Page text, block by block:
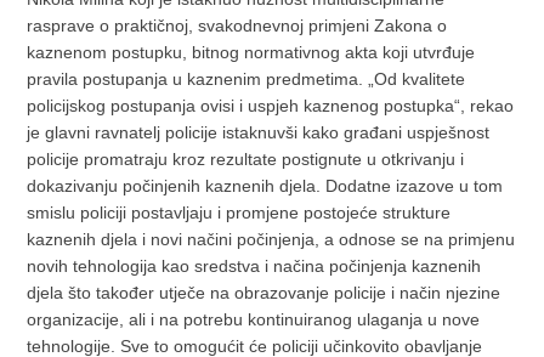
rasprave o praktičnoj, svakodnevnoj primjeni Zakona o
kaznenom postupku, bitnog normativnog akta koji utvrđuje
pravila postupanja u kaznenim predmetima. „Od kvalitete
policijskog postupanja ovisi i uspjeh kaznenog postupka“, rekao
je glavni ravnatelj policije istaknuvši kako građani uspješnost
policije promatraju kroz rezultate postignute u otkrivanju i
dokazivanju počinjenih kaznenih djela. Dodatne izazove u tom
smislu policiji postavljaju i promjene postojeće strukture
kaznenih djela i novi načini počinjenja, a odnose se na primjenu
novih tehnologija kao sredstva i načina počinjenja kaznenih
djela što također utječe na obrazovanje policije i način njezine
organizacije, ali i na potrebu kontinuiranog ulaganja u nove
tehnologije. Sve to omogućit će policiji učinkovito obavljanje